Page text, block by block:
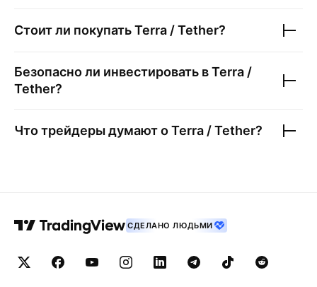
Стоит ли покупатьTerra / Tether?
Безопасно ли инвестировать вTerra /
Tether?
Что трейдеры думают оTerra / Tether?
СДЕЛАНО ЛЮДЬМИ